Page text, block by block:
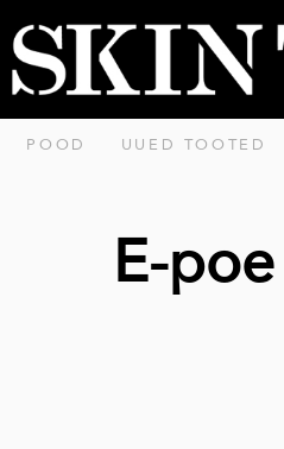
POOD UUED TOOTED
E-